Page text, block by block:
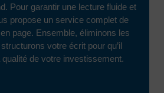
Pour garantir une lecture fluide et
propose un service complet de
page. Ensemble, éliminons les
votre écrit pour qu’il
de votre investissement.